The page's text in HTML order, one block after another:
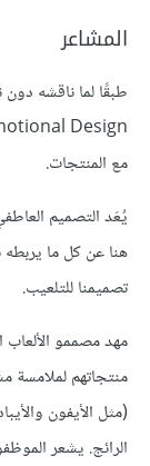
المشاعر
طبقًا لما ناقشه
مع المنتجات.
يُعَد التصميم
هنا عن كل ما يربطه
تصميمنا للتلعيب.
مهد مصممو الألعاب
منتجاتهم لملامسة
الرائج. يشعر